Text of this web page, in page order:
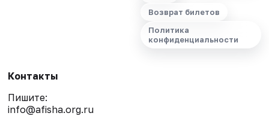
Возврат билетов
Политика
конфиденциальности
Контакты
Пишите:
info@afisha.org.ru